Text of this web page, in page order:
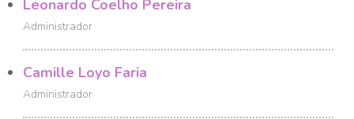
Leonardo Coelho Pereira
Administrador
Camille Loyo Faria
Administrador